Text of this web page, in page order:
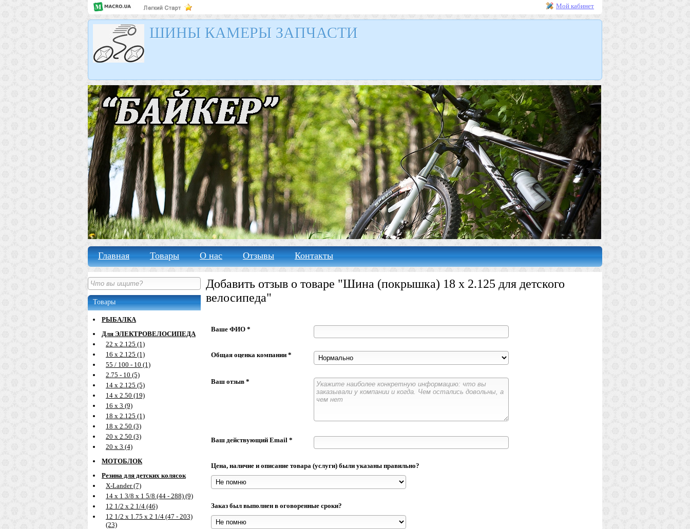
Мой кабинет
ШИНЫ КАМЕРЫ ЗАПЧАСТИ
Главная Товары О нас Отзывы Контакты
Товары
РЫБАЛКА
Для ЭЛЕКТРОВЕЛОСИПЕДА
22 х 2.125 (1)
16 х 2.125 (1)
55 / 100 - 10 (1)
2.75 - 10 (5)
14 х 2.125 (5)
14 х 2.50 (19)
16 х 3 (9)
18 х 2.125 (1)
18 х 2.50 (3)
20 х 2.50 (3)
20 х 3 (4)
МОТОБЛОК
Резина для детских колясок
X-Lander (7)
14 х 1 3/8 х 1 5/8 (44 - 288) (9)
12 1/2 х 2 1/4 (46)
12 1/2 х 1.75 х 2 1/4 (47 - 203)
(23)
Добавить отзыв о товаре "Шина (покрышка) 18 х 2.125 для детского
велосипеда"
Ваше ФИО *
Общая оценка компании *
Ваш отзыв *
Ваш действующий Email *
Цена, наличие и описание товара (услуги) были указаны правильно?
Заказ был выполнен в оговоренные сроки?